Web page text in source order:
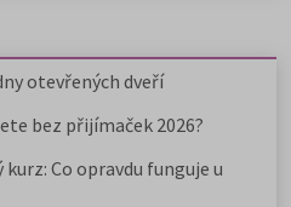
otevřených dveří
bez přijímaček 2026?
Co opravdu funguje u